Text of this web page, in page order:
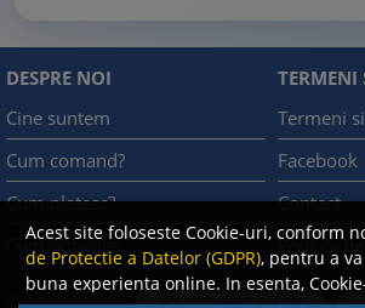
Acest site foloseste Cookie-uri, conform
de Protectie a Datelor (GDPR), pentru a
buna experienta online. In esenta,
DESPRE NOI
Cine suntem
Cum comand?
Cum platesc?
Cum returnez
TERMENI
Termeni
Facebook
Contact
Politica
©